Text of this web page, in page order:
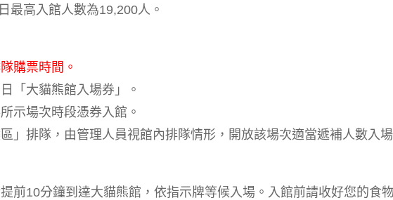
最高入館人數為19,200人。
購票時間。
「大貓熊館入場券」。
示場次時段憑券入館。
」排隊，由管理人員視館內排隊情形，開放該場次適當遞補人數入
前10分鐘到達大貓熊館，依指示牌等候入場。入館前請收好您的食